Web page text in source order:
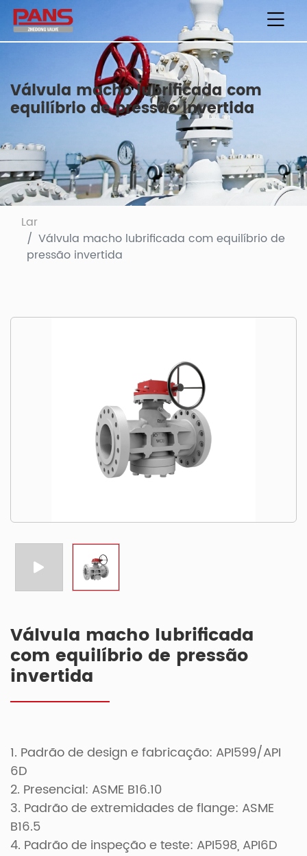
Válvula macho lubrificada com
equilíbrio de pressão invertida
Lar
Válvula macho lubrificada com equilíbrio de
pressão invertida
Válvula macho lubrificada
com equilíbrio de pressão
invertida
1. Padrão de design e fabricação: API599/API
6D
2. Presencial: ASME B16.10
3. Padrão de extremidades de flange: ASME
B16.5
4. Padrão de inspeção e teste: API598, API6D